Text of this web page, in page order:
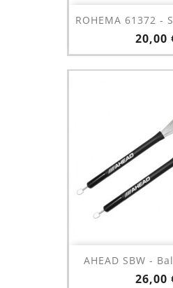
ROHEMA 61372 -
Prix
20,00
AHEAD SBW -
Prix
26,00